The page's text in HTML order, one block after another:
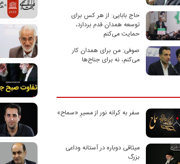
سفر به کرانه‌ نور از مسیرِ «سماح»
میثاقی دوباره در آستانه‌ وداعی
بزرگ
حاج بابایی: از هر کس برای
توسعه همدان قدم بردارد،
حمایت می‌کنم
صوفی: من برای همدان کار
می‌کنم، نه برای جناح‌ها